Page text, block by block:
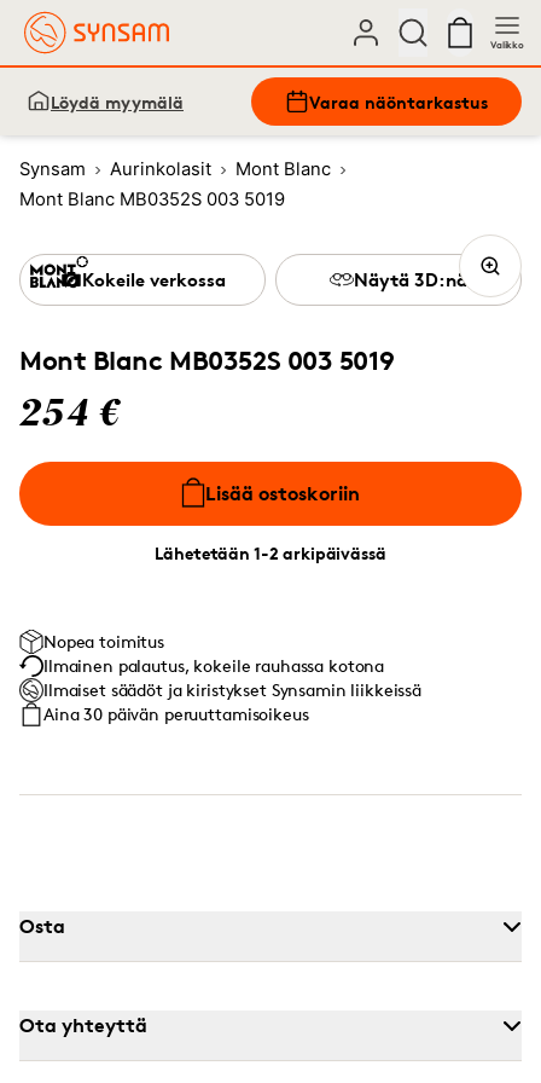
Valikko
Löydä myymälä Varaa näöntarkastus
Synsam Aurinkolasit
Mont Blanc
Mont Blanc MB0352S 003 5019
Mont Blanc MB0352S 003 5019
254 €
Lisää ostoskoriin
Lähetetään 1-2 arkipäivässä
Kokeile verkossa Näytä 3D:nä
Nopea toimitus
Ilmainen palautus, kokeile rauhassa kotona
Ilmaiset säädöt ja kiristykset Synsamin liikkeissä
Aina 30 päivän peruuttamisoikeus
Osta
Ota yhteyttä